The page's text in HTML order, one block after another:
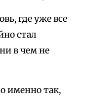
где уже все
стал
в чем не
именно так,